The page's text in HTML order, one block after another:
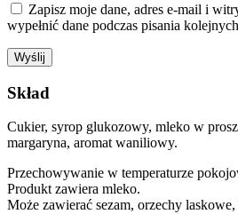
Zapisz moje dane, adres e-mail i
wypełnić dane podczas pisania
Skład
Cukier, syrop glukozowy, mleko w
margaryna, aromat waniliowy.
Przechowywanie w temperaturze
Produkt zawiera mleko.
Może zawierać sezam, orzechy